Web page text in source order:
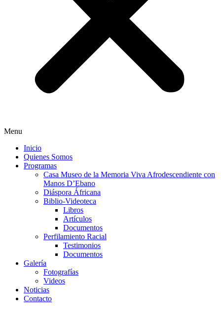
Menu
Inicio
Quienes Somos
Programas
Casa Museo de la Memoria Viva Afrodescendiente con
Manos D’Ebano
Diáspora Áfricana
Biblio-Videoteca
Libros
Artículos
Documentos
Perfilamiento Racial
Testimonios
Documentos
Galería
Fotografías
Videos
Noticias
Contacto